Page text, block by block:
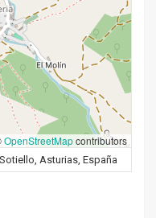
OpenStreetMapcontributors
Asturias, España